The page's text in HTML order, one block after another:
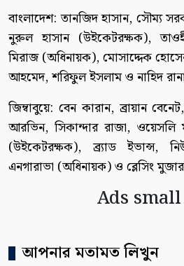
বাংলাদেশ: তানজিদ হাসান, সৌম্য
নুরুল হাসান (উইকেটরক্ষক),
মিরাজ (অধিনায়ক), মোসাদ্দেক
আহমেদ, শরিফুল ইসলাম ও নাহিদ
জিম্বাবুয়ে: বেন কারান, ব্রায়ান
আরভিন, সিকান্দার রাজা, ওয়েসলি
(উইকেটরক্ষক), ব্র্যাড ইভান্স,
এনগারাভা (অধিনায়ক) ও ব্লেসিং
Ads
আপনার মতামত লিখুন